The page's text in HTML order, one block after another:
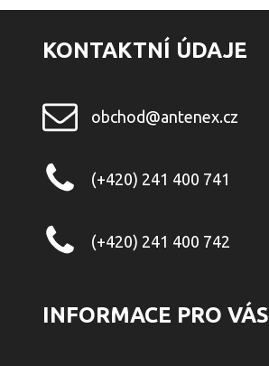
KONTAKTNÍ ÚDAJE
obchod@antenex.cz
(+420) 241 400 741
(+420) 241 400 742
INFORMACE PRO VÁS